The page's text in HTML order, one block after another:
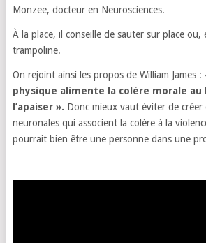
Monzee, docteur en Neurosciences.
À la place, il conseille de sauter sur place ou,
trampoline.
On rejoint ainsi les propos de William James :
physique alimente la colère morale au
l’apaiser ». Donc mieux vaut éviter de créer
neuronales qui associent la colère à la
pourrait bien être une personne dans une